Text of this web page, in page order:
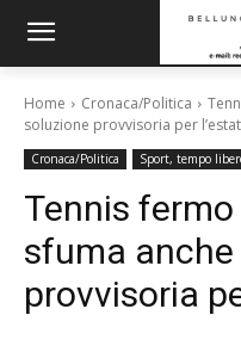
Home Cronaca/Politica
soluzione provvisoria per
Cronaca/Politica Sport, tempo
Tennis
sfuma
provvisoria